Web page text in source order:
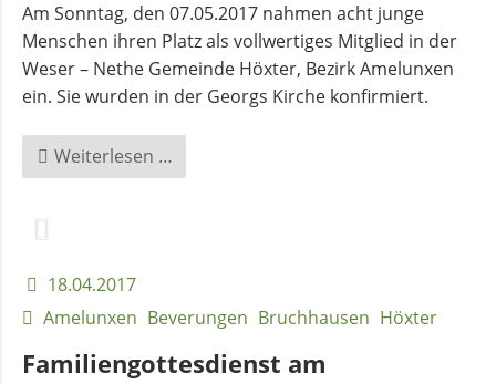
Am Sonntag, den 07.05.2017 nahmen acht junge
Menschen ihren Platz als vollwertiges Mitglied in der
Weser – Nethe Gemeinde Höxter, Bezirk Amelunxen
ein. Sie wurden in der Georgs Kirche konfirmiert.
Weiterlesen …
in
18.04.2017
Amelunxen Beverungen Bruchhausen Höxter
Familiengottesdienst am